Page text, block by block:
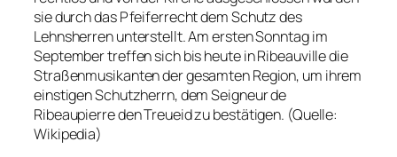
sie durch das Pfeiferrecht dem Schutz des
Lehnsherren unterstellt. Am ersten Sonntag im
September treffen sich bis heute in Ribeauville die
Straßenmusikanten der gesamten Region, um ihrem
einstigen Schutzherrn, dem Seigneur de
Ribeaupierre den Treueid zu bestätigen. (Quelle:
Wikipedia)